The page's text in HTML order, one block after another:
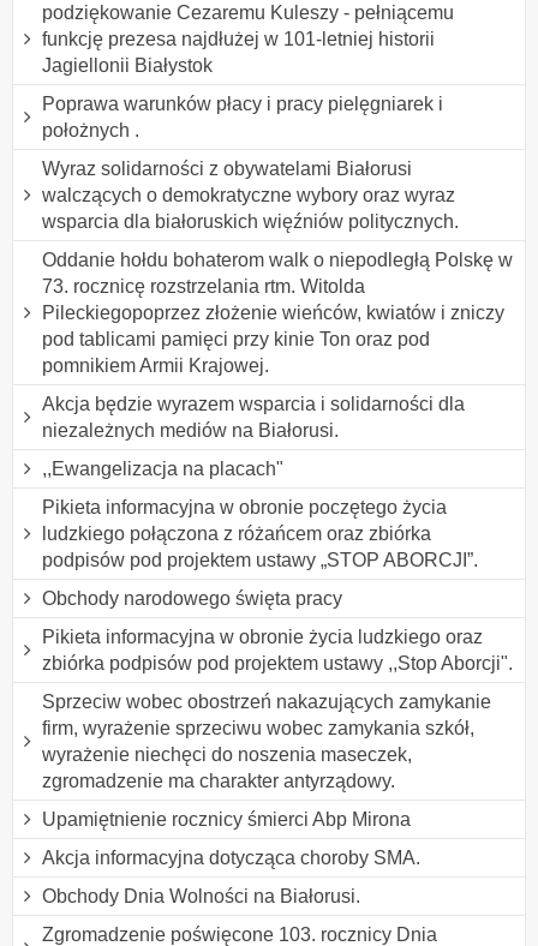
podziękowanie Cezaremu Kuleszy - pełniącemu
funkcję prezesa najdłużej w 101-letniej historii
Jagiellonii Białystok
Poprawa warunków płacy i pracy pielęgniarek i
położnych .
Wyraz solidarności z obywatelami Białorusi
walczących o demokratyczne wybory oraz wyraz
wsparcia dla białoruskich więźniów politycznych.
Oddanie hołdu bohaterom walk o niepodległą Polskę w
73. rocznicę rozstrzelania rtm. Witolda
Pileckiegopoprzez złożenie wieńców, kwiatów i zniczy
pod tablicami pamięci przy kinie Ton oraz pod
pomnikiem Armii Krajowej.
Akcja będzie wyrazem wsparcia i solidarności dla
niezależnych mediów na Białorusi.
,,Ewangelizacja na placach"
Pikieta informacyjna w obronie poczętego życia
ludzkiego połączona z różańcem oraz zbiórka
podpisów pod projektem ustawy „STOP ABORCJI”.
Obchody narodowego święta pracy
Pikieta informacyjna w obronie życia ludzkiego oraz
zbiórka podpisów pod projektem ustawy ,,Stop Aborcji".
Sprzeciw wobec obostrzeń nakazujących zamykanie
firm, wyrażenie sprzeciwu wobec zamykania szkół,
wyrażenie niechęci do noszenia maseczek,
zgromadzenie ma charakter antyrządowy.
Upamiętnienie rocznicy śmierci Abp Mirona
Akcja informacyjna dotycząca choroby SMA.
Obchody Dnia Wolności na Białorusi.
Zgromadzenie poświęcone 103. rocznicy Dnia